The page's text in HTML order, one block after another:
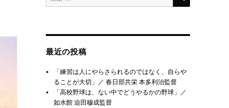
索
最近の投稿
「練習は人にやらさられるのではなく、自らや
ることが大切」／ 春日部共栄 本多利治監督
「高校野球は、ない中でどうやるかの野球」／
如水館 迫田穆成監督